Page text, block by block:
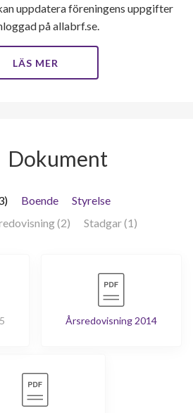
uppdatera föreningens uppgifter
på allabrf.se.
LÄS MER
Dokument
Boende
Styrelse
(2) Stadgar (1)
Årsredovisning 2014